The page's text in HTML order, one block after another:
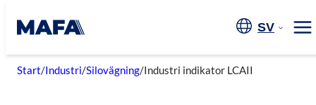
till
innehåll
SV
Start/Industri/Silovägning/Industri indikator LCAII